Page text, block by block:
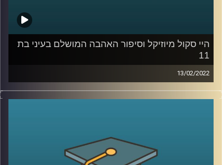
היי סקול מיוזיקל וסיפור האהבה המושלם בעיני בת
11
13/02/2022
רובנו צפינו בילדותינו סרטי דיסני ושמענו אגדות לפני השינה.
ד"ר שירי רזניק, פסיכולוגית חברתית וחוקרת תקשורת, בדקה
הפריפריה את הסרט "היי סקול מיוזיקל" לאופן בו הסרט פורש
על ידי בנות המרכז?